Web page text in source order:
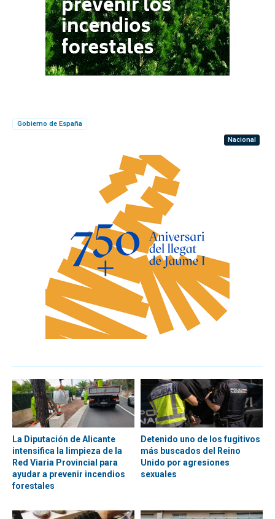
Gobierno de España
Nacional
La Diputación de Alicante
intensifica la limpieza de la
Red Viaria Provincial para
ayudar a prevenir incendios
forestales
Detenido uno de los fugitivos
más buscados del Reino
Unido por agresiones
sexuales